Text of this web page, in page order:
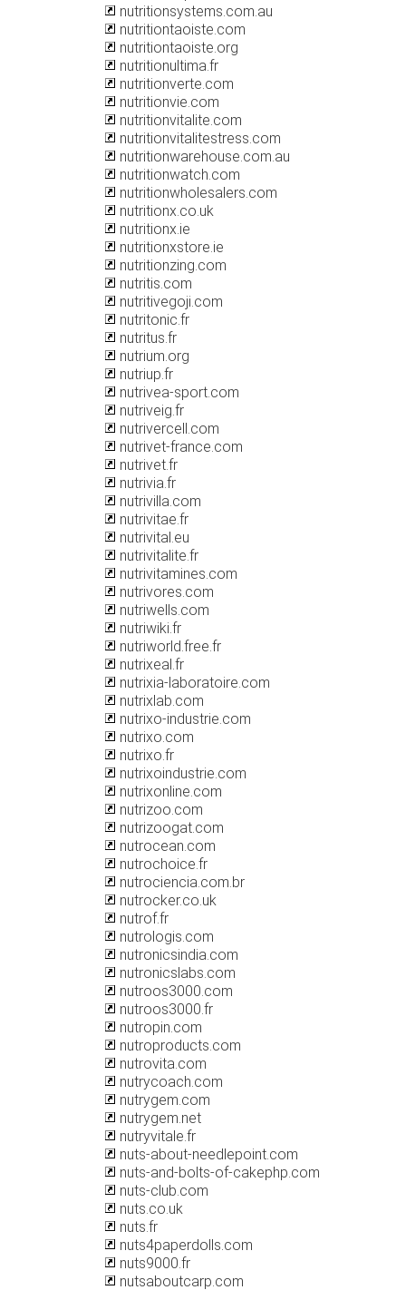
nutritionsystems.com.au
nutritiontaoiste.com
nutritiontaoiste.org
nutritionultima.fr
nutritionverte.com
nutritionvie.com
nutritionvitalite.com
nutritionvitalitestress.com
nutritionwarehouse.com.au
nutritionwatch.com
nutritionwholesalers.com
nutritionx.co.uk
nutritionx.ie
nutritionxstore.ie
nutritionzing.com
nutritis.com
nutritivegoji.com
nutritonic.fr
nutritus.fr
nutrium.org
nutriup.fr
nutrivea-sport.com
nutriveig.fr
nutrivercell.com
nutrivet-france.com
nutrivet.fr
nutrivia.fr
nutrivilla.com
nutrivitae.fr
nutrivital.eu
nutrivitalite.fr
nutrivitamines.com
nutrivores.com
nutriwells.com
nutriwiki.fr
nutriworld.free.fr
nutrixeal.fr
nutrixia-laboratoire.com
nutrixlab.com
nutrixo-industrie.com
nutrixo.com
nutrixo.fr
nutrixoindustrie.com
nutrixonline.com
nutrizoo.com
nutrizoogat.com
nutrocean.com
nutrochoice.fr
nutrociencia.com.br
nutrocker.co.uk
nutrof.fr
nutrologis.com
nutronicsindia.com
nutronicslabs.com
nutroos3000.com
nutroos3000.fr
nutropin.com
nutroproducts.com
nutrovita.com
nutrycoach.com
nutrygem.com
nutrygem.net
nutryvitale.fr
nuts-about-needlepoint.com
nuts-and-bolts-of-cakephp.com
nuts-club.com
nuts.co.uk
nuts.fr
nuts4paperdolls.com
nuts9000.fr
nutsaboutcarp.com